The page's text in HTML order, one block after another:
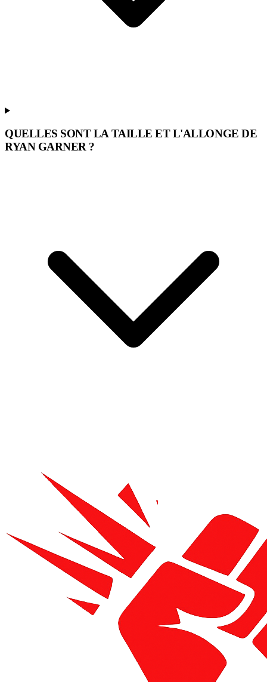
QUELLES SONT LA TAILLE ET L'ALLONGE DE
RYAN GARNER ?